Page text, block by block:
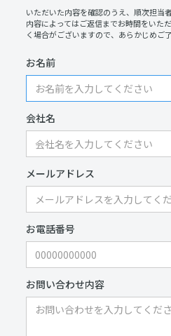
いただいた内容を確認のうえ、順次担当
内容によってはご返信までお時間をいた
く場合がございますので、あらかじめご
お名前
会社名
メールアドレス
お電話番号
お問い合わせ内容